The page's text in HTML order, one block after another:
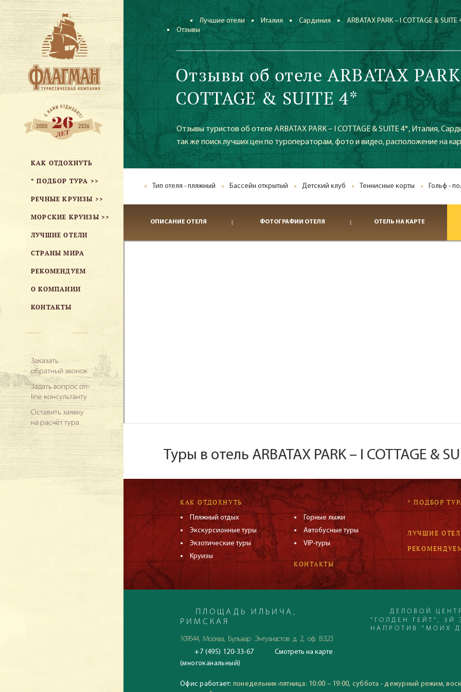
КАК ОТДОХНУТЬ
* ПОДБОР ТУРА >>
РЕЧНЫЕ КРУИЗЫ >>
МОРСКИЕ КРУИЗЫ >>
ЛУЧШИЕ ОТЕЛИ
СТРАНЫ МИРА
РЕКОМЕНДУЕМ
О КОМПАНИИ
КОНТАКТЫ
Заказать
обратный звонок
Задать вопрос on-
line консультанту
Оставить заявку
на расчёт тура
Лучшие отели Италия Сардиния
ARBATAX PARK – I COTTAGE & SUITE
Отзывы
Отзывы об отеле ARBATAX
COTTAGE & SUITE 4*
Отзывы туристов об отеле ARBATAX PARK – I COTTAGE & SUITE 4*, Италия,
так же поиск лучших цен по туроператорам, фото и видео, расположение на
Тип отеля - пляжный Бассейн открытый Детский клуб Теннисные корты Гольф -
ОПИСАНИЕ ОТЕЛЯ ФОТОГРАФИИ ОТЕЛЯ ОТЕЛЬ НА КАРТЕ
Туры в отель ARBATAX PARK – I COTTAGE &
КАК ОТДОХНУТЬ
Пляжный отдых
Экскурсионные туры
Экзотические туры
Круизы
Горные лыжи
Автобусные туры
VIP-туры
* ПОДБОР
ЛУЧШИЕ
КОНТАКТЫ
ПЛОЩАДЬ ИЛЬИЧА,
РИМСКАЯ
109544, Москва, Бульвар Энтузиастов д. 2, оф. В.3.23
+7 (495) 120-33-67
(многоканальный)
Смотреть на карте
ДЕЛОВОЙ ЦЕНТР
"ГОЛДЕН ГЕЙТ", 3Й
НАПРОТИВ "МОИХ
воскресение: выходной
Офис работает: понедельник-пятница: 10:00 – 19:00, суббота - дежурный режим,